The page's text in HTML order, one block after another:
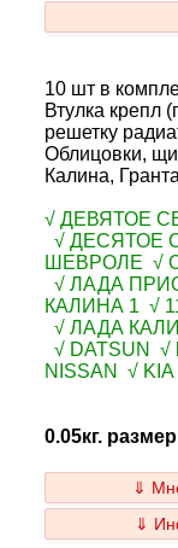
10 шт в
Втулка крепл
решетку
Облицовки,
Калина, Гранта
√ ДЕВЯТОЕ
√ ДЕСЯТОЕ
ШЕВРОЛЕ √
√ ЛАДА
КАЛИНА 1 √
√ ЛАДА
√ DATSUN √
NISSAN √
0.05кг.
⇓
⇓